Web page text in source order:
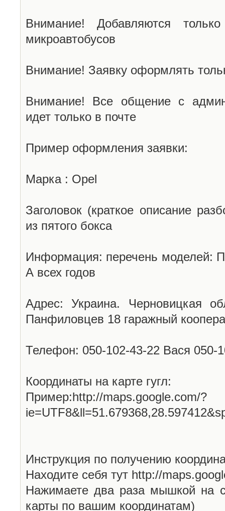
Внимание! Добавляются
микроавтобусов
Внимание! Заявку оформлять
Внимание! Все общение с
идет только в почте
Пример оформления заявки:
Марка : Opel
Заголовок (краткое описание
из пятого бокса
Информация: перечень моделей:
А всех годов
Адрес: Украина. Черновицкая
Панфиловцев 18 гаражный
Телефон: 050-102-43-22 Вася 050-
Координаты на карте гугл:
Пример:http://maps.google.com/?
Инструкция по получению
Находите себя тут http://
Нажимаете два раза мышкой на
карты по вашим координатам)